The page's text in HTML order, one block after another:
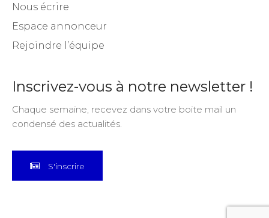
Nous écrire
Espace annonceur
Rejoindre l’équipe
Inscrivez-vous à notre newsletter !
Chaque semaine, recevez dans votre boite mail un
condensé des actualités.
S'inscrire